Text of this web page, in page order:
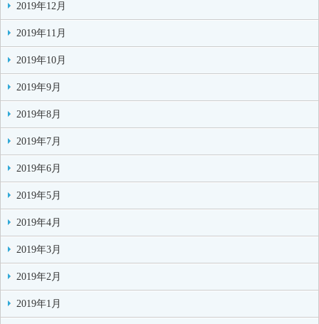
2019年12月
2019年11月
2019年10月
2019年9月
2019年8月
2019年7月
2019年6月
2019年5月
2019年4月
2019年3月
2019年2月
2019年1月